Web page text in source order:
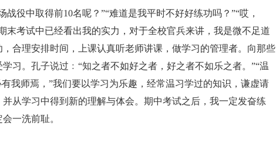
役中取得前10名呢？”“难道是我平时不好好练功吗？”“哎，
末考试中已经看出我的实力，对于全校官兵来讲，我是微不足道
合理安排时间，上课认真听老师讲课，做学习的管理者。向那些
习。孔子说过﹕“知之者不如好之者，好之者不如乐之者。”“温
我师焉，”我们要以学习为乐趣，经常温习学过的知识，谦虚请
从学习中得到新的理解与体会。期中考试之后，我一定发奋练
一洗前耻。